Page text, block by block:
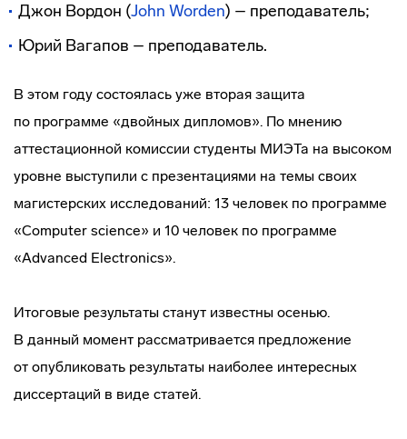
Джон Вордон (John Worden) – преподаватель;
Юрий Вагапов – преподаватель.
В этом году состоялась уже вторая защита
по программе «двойных дипломов». По мнению
аттестационной комиссии студенты МИЭТа на высоком
уровне выступили с презентациями на темы своих
магистерских исследований: 13 человек по программе
«Computer science» и 10 человек по программе
«Advanced Electronics».
Итоговые результаты станут известны осенью.
В данный момент рассматривается предложение
от опубликовать результаты наиболее интересных
диссертаций в виде статей.